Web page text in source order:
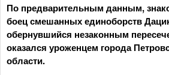
По предварительным данным,
боец смешанных единоборств
обернувшийся незаконным
оказался уроженцем города
области.